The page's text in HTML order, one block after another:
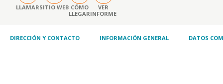
LLAMARSITIO WEB CÓMO
LLEGAR
VER
INFORME
DIRECCIÓN Y CONTACTO INFORMACIÓN GENERAL DATOS